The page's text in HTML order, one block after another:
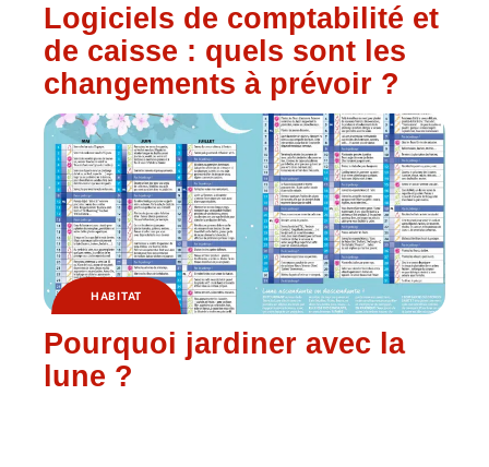
Logiciels de comptabilité et
de caisse : quels sont les
changements à prévoir ?
HABITAT
Pourquoi jardiner avec la
lune ?